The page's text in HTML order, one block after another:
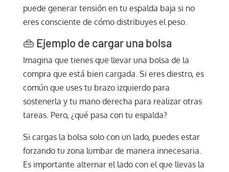
puede generar tensión en tu espalda baja si no
eres consciente de cómo distribuyes el peso.
👜 Ejemplo de cargar una bolsa
Imagina que tienes que llevar una bolsa de la
compra que está bien cargada. Si eres diestro, es
común que uses tu brazo izquierdo para
sostenerla y tu mano derecha para realizar otras
tareas. Pero, ¿qué pasa con tu espalda?
Si cargas la bolsa solo con un lado, puedes estar
forzando tu zona lumbar de manera innecesaria.
Es importante alternar el lado con el que llevas la